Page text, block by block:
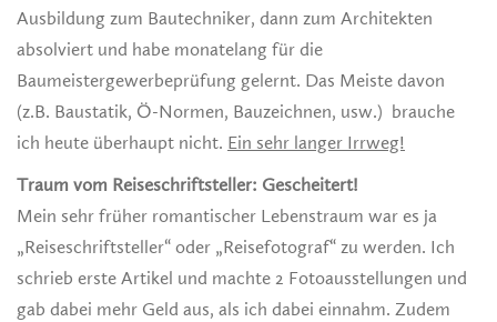
Ausbildung zum Bautechniker, dann zum Architekten
absolviert und habe monatelang für die
Baumeistergewerbeprüfung gelernt. Das Meiste davon
(z.B. Baustatik, Ö-Normen, Bauzeichnen, usw.) brauche
ich heute überhaupt nicht. Ein sehr langer Irrweg!
Traum vom Reiseschriftsteller: Gescheitert!
Mein sehr früher romantischer Lebenstraum war es ja
„Reiseschriftsteller“ oder „Reisefotograf“ zu werden. Ich
schrieb erste Artikel und machte 2 Fotoausstellungen und
gab dabei mehr Geld aus, als ich dabei einnahm. Zudem